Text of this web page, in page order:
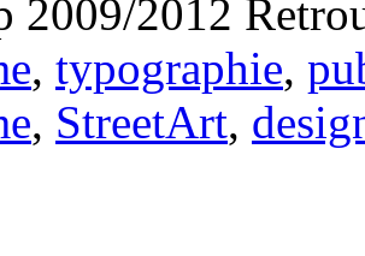
2009/2012
, typographie,
, StreetArt,